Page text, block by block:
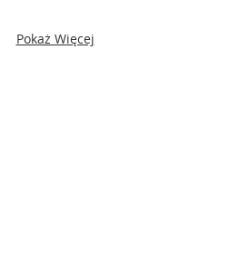
Pokaż Więcej